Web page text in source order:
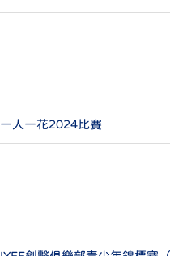
一人一花2024比賽